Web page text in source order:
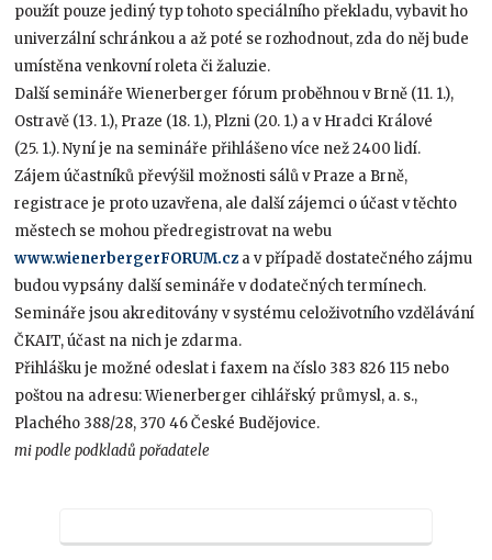
použít pouze jediný typ tohoto speciálního překladu, vybavit ho
univerzální schránkou a až poté se rozhodnout, zda do něj bude
umístěna venkovní roleta či žaluzie.
Další semináře Wienerberger fórum proběhnou v Brně (11. 1.),
Ostravě (13. 1.), Praze (18. 1.), Plzni (20. 1.) a v Hradci Králové
(25. 1.). Nyní je na semináře přihlášeno více než 2400 lidí.
Zájem účastníků převýšil možnosti sálů v Praze a Brně,
registrace je proto uzavřena, ale další zájemci o účast v těchto
městech se mohou předregistrovat na webu
www.wienerbergerFORUM.cz a v případě dostatečného zájmu
budou vypsány další semináře v dodatečných termínech.
Semináře jsou akreditovány v systému celoživotního vzdělávání
ČKAIT, účast na nich je zdarma.
Přihlášku je možné odeslat i faxem na číslo 383 826 115 nebo
poštou na adresu: Wienerberger cihlářský průmysl, a. s.,
Plachého 388/28, 370 46 České Budějovice.
mi podle podkladů pořadatele